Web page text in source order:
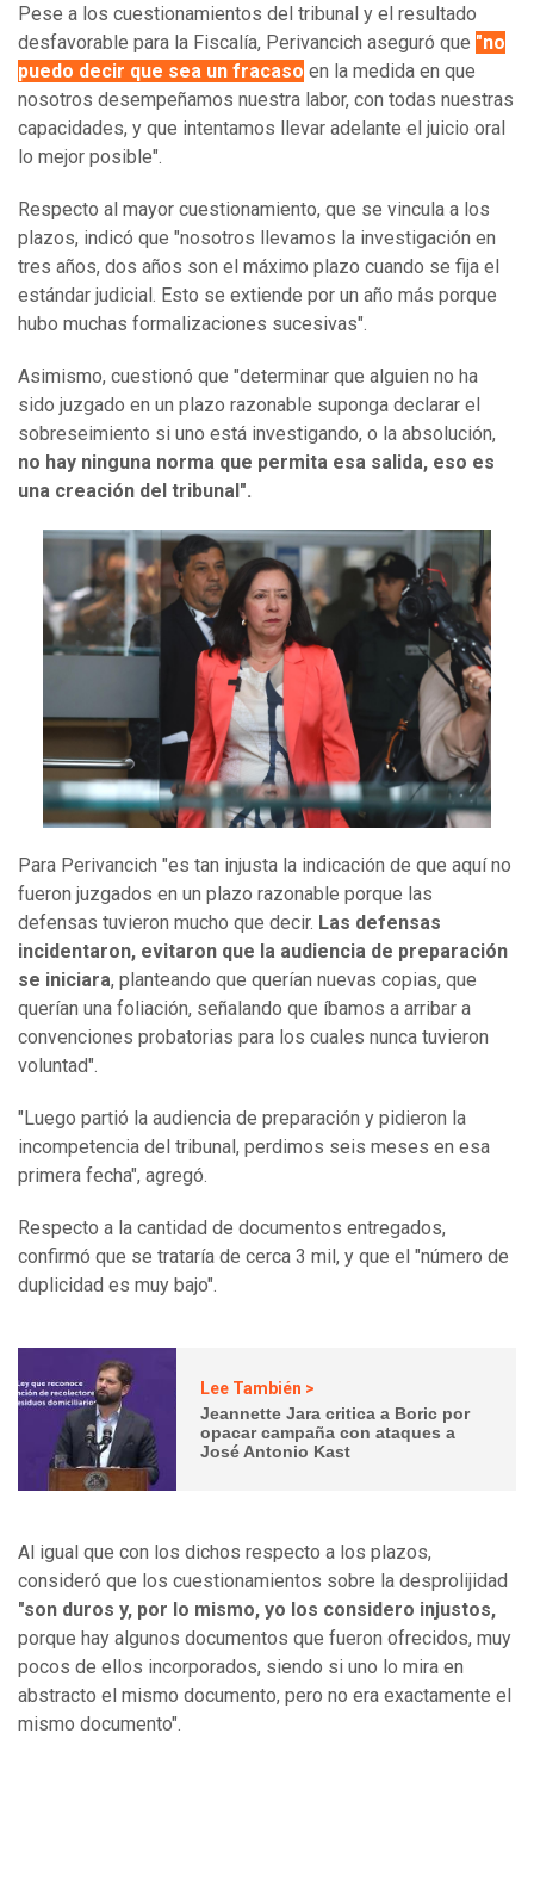
Pese a los cuestionamientos del tribunal y el resultado
desfavorable para la Fiscalía, Perivancich aseguró que "no
puedo decir que sea un fracaso en la medida en que
nosotros desempeñamos nuestra labor, con todas nuestras
capacidades, y que intentamos llevar adelante el juicio oral
lo mejor posible".
Respecto al mayor cuestionamiento, que se vincula a los
plazos, indicó que "nosotros llevamos la investigación en
tres años, dos años son el máximo plazo cuando se fija el
estándar judicial. Esto se extiende por un año más porque
hubo muchas formalizaciones sucesivas".
Asimismo, cuestionó que "determinar que alguien no ha
sido juzgado en un plazo razonable suponga declarar el
sobreseimiento si uno está investigando, o la absolución,
no hay ninguna norma que permita esa salida, eso es
una creación del tribunal".
Para Perivancich "es tan injusta la indicación de que aquí no
fueron juzgados en un plazo razonable porque las
defensas tuvieron mucho que decir. Las defensas
incidentaron, evitaron que la audiencia de preparación
se iniciara, planteando que querían nuevas copias, que
querían una foliación, señalando que íbamos a arribar a
convenciones probatorias para los cuales nunca tuvieron
voluntad".
"Luego partió la audiencia de preparación y pidieron la
incompetencia del tribunal, perdimos seis meses en esa
primera fecha", agregó.
Respecto a la cantidad de documentos entregados,
confirmó que se trataría de cerca 3 mil, y que el "número de
duplicidad es muy bajo".
Lee También >
Jeannette Jara critica a Boric por
opacar campaña con ataques a
José Antonio Kast
Al igual que con los dichos respecto a los plazos,
consideró que los cuestionamientos sobre la desprolijidad
"son duros y, por lo mismo, yo los considero injustos,
porque hay algunos documentos que fueron ofrecidos, muy
pocos de ellos incorporados, siendo si uno lo mira en
abstracto el mismo documento, pero no era exactamente el
mismo documento".